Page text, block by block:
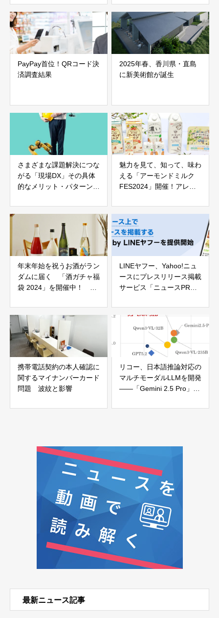
PayPay首位！QRコード決
済調査結果
2025年春、香川県・直島
に新美術館が誕生
さまざまな課題解決につな
がる「現場DX」その具体
的なメリット・パターンと
魅力を見て、知って、味わ
える「アーモンドミルク
FES2024」開催！アレン
ンテンツなどでアーモンド
ミルク三昧に
年末年始を祝うお酒がラン
ダムに届く 「酒ガチャ福
袋 2024」を開催中！
気の秘訣とは…
LINEヤフー、Yahoo!ニュ
ースにプレスリリース掲載
サービス「ニュースPR」
事化も
携帯電話契約の本人確認に
関するマイナンバーカード
問題 波紋と影響
リコー、日本語推論対応の
マルチモーダルLLMを開発
——「Gemini 2.5 Pro」同
で実現
最新ニュース記事